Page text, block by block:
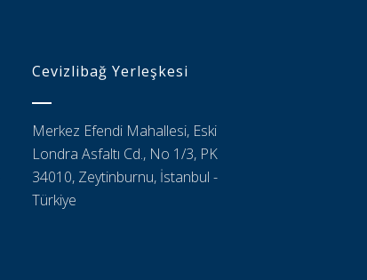
Cevizlibağ Yerleşkesi
Merkez Efendi Mahallesi, Eski
Londra Asfaltı Cd., No 1/3, PK
34010, Zeytinburnu, İstanbul -
Türkiye